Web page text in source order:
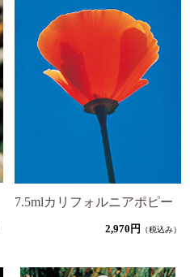
7.5mlカリフォルニアポピー
2,970円 （税込み）